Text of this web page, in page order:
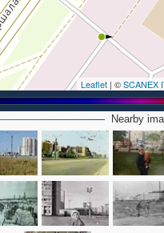
Leaflet | ©SCANEX
Nearby